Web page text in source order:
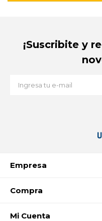
Empresa
Compra
Mi Cuenta
¡Suscribite y